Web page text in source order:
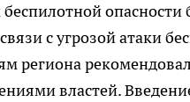
опасности
с угрозой атаки
региона
властей.